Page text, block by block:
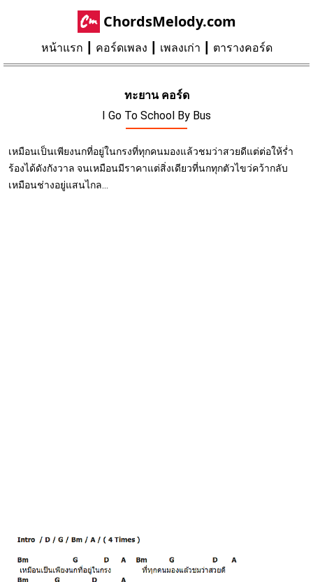
ChordsMelody.com
หน้าแรก คอร์ดเพลง เพลงเก่า ตารางคอร์ด
ทะยาน คอร์ด
I Go To School By Bus
เหมือนเป็นเพียงนกที่อยู่ในกรงที่ทุกคนมองแล้วชมว่าสวยดีแต่ต่อให้ร่ำ
ร้องได้ดังกังวาล จนเหมือนมีราคาแต่สิ่งเดียวที่นกทุกตัวไขว่คว้ากลับ
เหมือนช่างอยู่แสนไกล...